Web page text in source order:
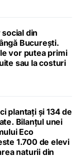
din
București.
vor putea primi
sau la costuri
plantați și 134 de
Bilanțul unei
Eco
1.700 de elevi
naturii din